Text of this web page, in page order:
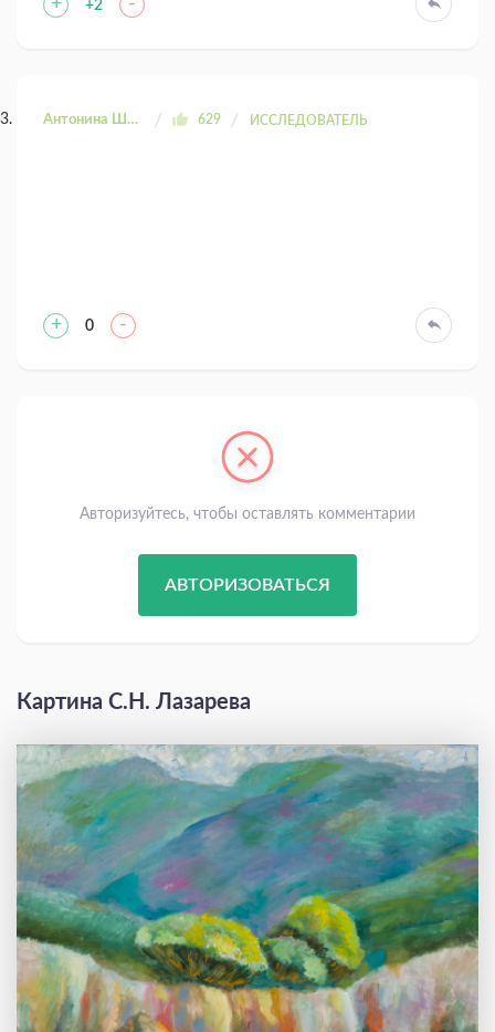
+ +2 -
Антонина Шахтаренко 629 ИССЛЕДОВАТЕЛЬ
+ 0 -
Авторизуйтесь, чтобы оставлять комментарии
АВТОРИЗОВАТЬСЯ
Картина С.Н. Лазарева